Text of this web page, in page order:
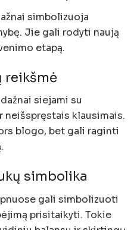
simbolizuoja
Jie gali rodyti naują
etapą.
reikšmė
siejami su
neišspręstais klausimais.
blogo, bet gali raginti
simbolika
gali simbolizuoti
prisitaikyti. Tokie